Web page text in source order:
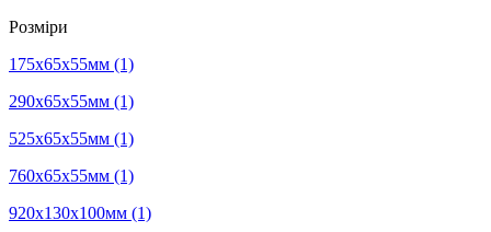
Розміри
175x65x55мм (1)
290x65x55мм (1)
525x65x55мм (1)
760x65x55мм (1)
920x130x100мм (1)